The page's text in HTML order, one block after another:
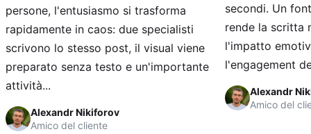
persone, l'entusiasmo si trasforma
rapidamente in caos: due specialisti
scrivono lo stesso post, il visual viene
preparato senza testo e un'importante
attività...
Alexandr Nikiforov
Amico del cliente
secondi. Un
rende la scritta
l'impatto
l'engagement
Alexandr
Amico del